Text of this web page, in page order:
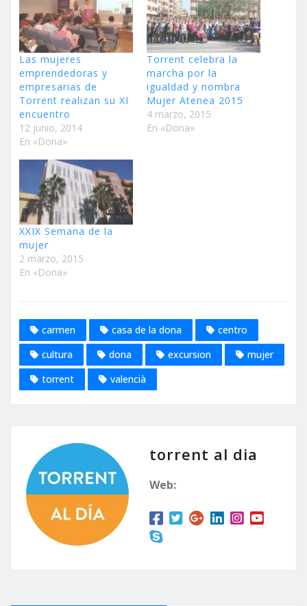
Las mujeres
emprendedoras y
empresarias de
Torrent realizan su XI
encuentro
12 junio, 2014
En «Dona»
Torrent celebra la
marcha por la
igualdad y nombra
Mujer Atenea 2015
4 marzo, 2015
En «Dona»
XXIX Semana de la
mujer
2 marzo, 2015
En «Dona»
carmen casa de la dona
centro
cultura
dona excursion
mujer
torrent
valencià
torrent al dia
Web: